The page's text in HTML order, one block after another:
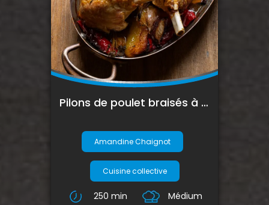
Pilons de poulet braisés à l’ail et aux poivrons confits
Amandine Chaignot
Cuisine collective
250 min Médium